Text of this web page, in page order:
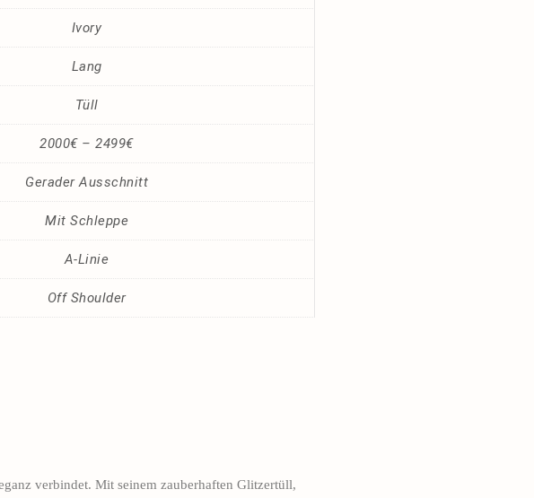
Ivory
Lang
Tüll
2000€ – 2499€
Gerader Ausschnitt
Mit Schleppe
A-Linie
Off Shoulder
verbindet. Mit seinem zauberhaften Glitzertüll,